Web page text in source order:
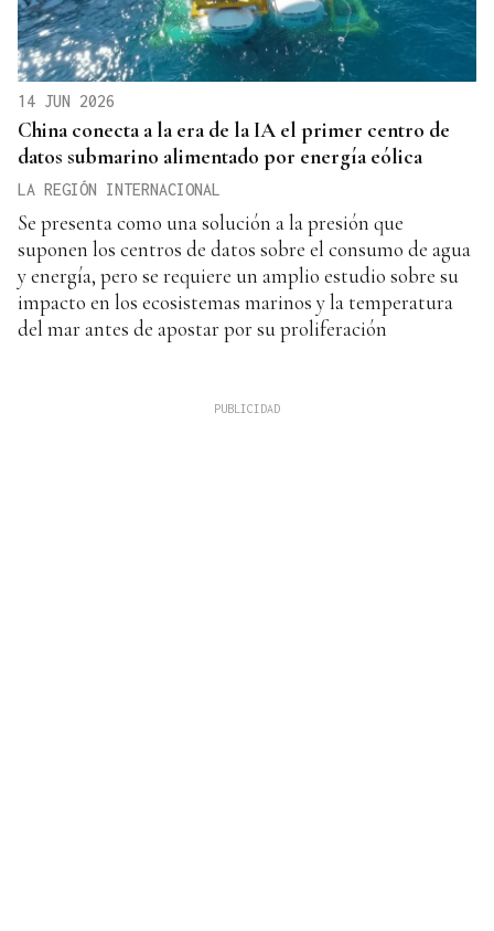
14 JUN 2026
China conecta a la era de la IA el primer centro de
datos submarino alimentado por energía eólica
LA REGIÓN INTERNACIONAL
Se presenta como una solución a la presión que
suponen los centros de datos sobre el consumo de agua
y energía, pero se requiere un amplio estudio sobre su
impacto en los ecosistemas marinos y la temperatura
del mar antes de apostar por su proliferación